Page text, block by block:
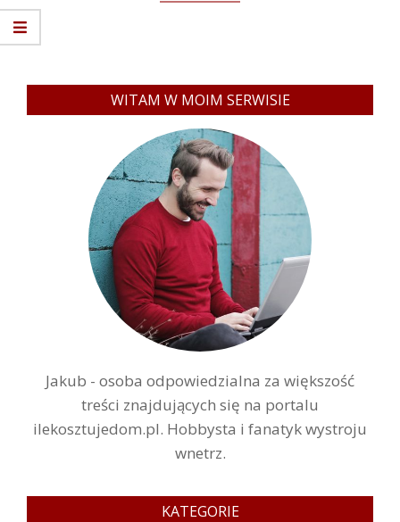
WITAM W MOIM SERWISIE
Jakub - osoba odpowiedzialna za większość
treści znajdujących się na portalu
ilekosztujedom.pl. Hobbysta i fanatyk wystroju
wnetrz.
KATEGORIE